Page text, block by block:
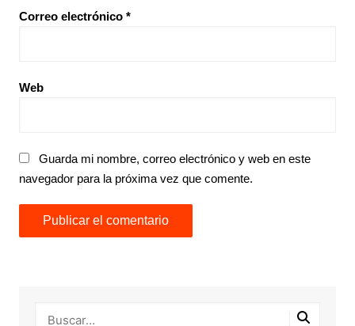
Correo electrónico *
Web
Guarda mi nombre, correo electrónico y web en este
navegador para la próxima vez que comente.